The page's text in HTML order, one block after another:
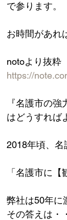
で参ります。
お時間があれ
notoより抜粋
https://
『名護市の
はどうすれば
2018年頃、名
「名護市に
弊社は50年に
その答えは・